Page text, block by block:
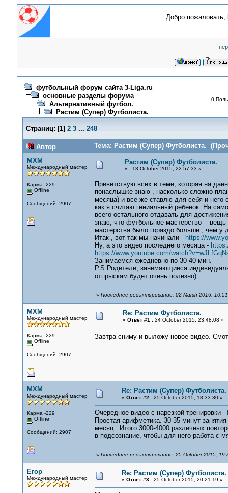
Добро пожаловать,
футбольный форум сайта 3-Liga.ru
основные разделы форума
Альтернативный футбол.
Растим (Супер) Футболиста.
0
Страниц: [1] 2 3 ... 248
Автор
Тема: Растим (Супер) Футболиста.
MXM
Международный мастер
Карма -229
Offline
Сообщений: 2907
Растим (Супер) Футболиста.
« :18 October 2015, 22:57:33 »
Приветствую всех в теме, которая на
понаслышке знаю , насколько сложно
месяца) и все же ставлю для себя и него
как я считаю гениальный ребенок. На
всего остального отдавать для
знаю, что футбольное мастерство - вещь
мастерства было гораздо больше , чем у
Итак , вот так мы начинали - https://
Ну, а это видео последнего месяца -
https://www.youtube.com/
Занимаемся ежедневно по 30-40 мин.
P.S.Родители, занимающиеся
отпрыскам будет очень полезно)
« Последнее редактирование: 02 March 2016,
MXM
Международный мастер
Карма -229
Offline
Сообщений: 2907
Re: Растим Футболиста.
« Ответ #1 :24 October 2015, 23:48:08 »
Завтра сниму и выложу новое видео.
MXM
Международный мастер
Карма -229
Offline
Сообщений: 2907
Re: Растим (Супер) Футболиста.
« Ответ #2 :25 October 2015, 18:33:30 »
Очередное видео с нарезкой тренировки -
Простая арифметика. 30-35 минут
месяц. Итого 3000-4000 различных
в подсознание, чтобы для него работа с
« Последнее редактирование: 25 October 2015,
Егор
Международный мастер
Re: Растим (Супер) Футболиста.
« Ответ #3 :25 October 2015, 20:21:19 »